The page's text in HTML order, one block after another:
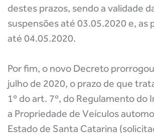
destes prazos, sendo a validade
suspensões até 03.05.2020 e, as
até 04.05.2020.
Por fim, o novo Decreto
julho de 2020, o prazo de que
1º do art. 7º, do Regulamento do
a Propriedade de Veículos
Estado de Santa Catarina